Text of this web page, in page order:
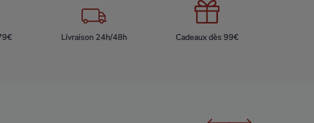
Livraison 24h/48h Cadeaux dès 99€